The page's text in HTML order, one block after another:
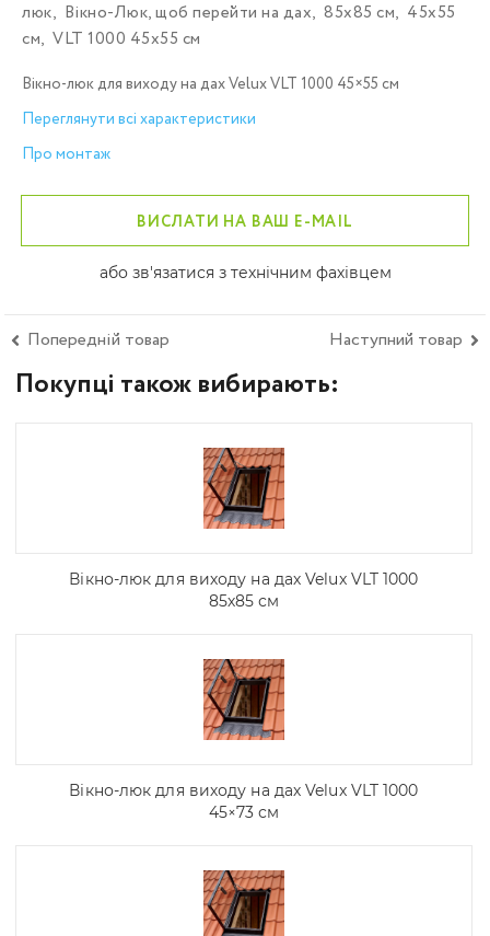
люк, Вікно-Люк, щоб перейти на дах, 85х85 см, 45х55
см, VLT 1000 45х55 см
Вікно-люк для виходу на дах Velux VLT 1000 45×55 см
Переглянути всі характеристики
Про монтаж
ВИСЛАТИ НА ВАШ E-MAIL
або зв'язатися з технічним фахівцем
Попередній товар Наступний товар
Покупці також вибирають:
Вікно-люк для виходу на дах Velux VLT 1000
85х85 см
Вікно-люк для виходу на дах Velux VLT 1000
45×73 см